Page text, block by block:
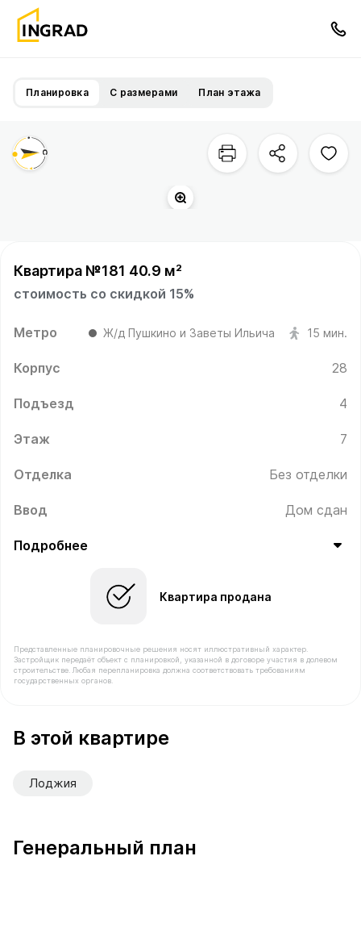
Планировка С размерами План этажа
Квартира №181 40.9 м²
стоимость со скидкой 15%
Метро Ж/д Пушкино и Заветы Ильича 15 мин.
Корпус 28
Подъезд 4
Этаж 7
Отделка Без отделки
Ввод Дом сдан
Подробнее
Квартира продана
Представленные планировочные решения носят иллюстративный характер.
Застройщик передаёт объект с планировкой, указанной в договоре участия в долевом
строительстве. Любая перепланировка должна соответствовать требованиям
государственных органов.
В этой квартире
Лоджия
Генеральный план